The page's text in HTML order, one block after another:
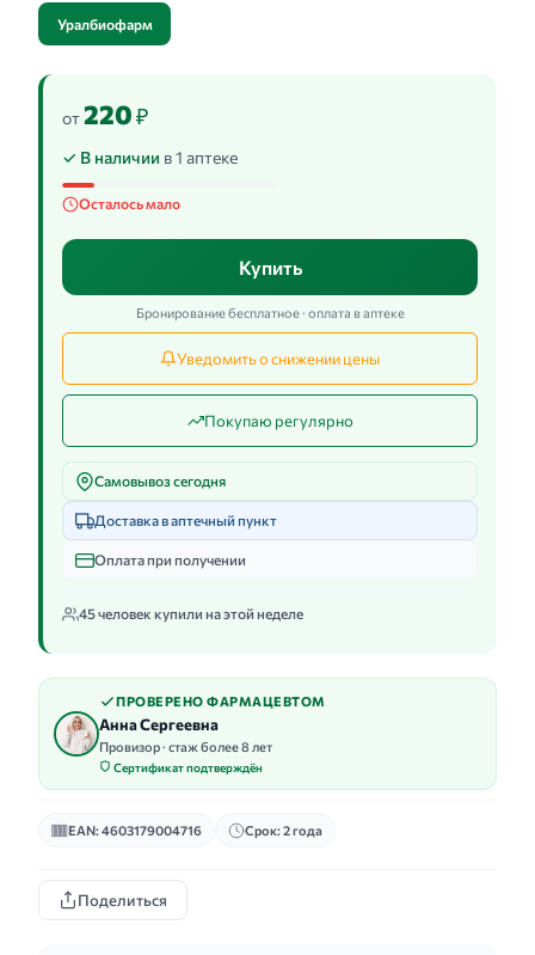
Уралбиофарм
от220₽
✓ В наличии в 1 аптеке
Осталось мало
Купить
Бронирование бесплатное · оплата в аптеке
Уведомить о снижении цены
Покупаю регулярно
Самовывоз сегодня
Доставка в аптечный пункт
Оплата при получении
45 человек купили на этой неделе
ПРОВЕРЕНО ФАРМАЦЕВТОМ
Анна Сергеевна
Провизор · стаж более 8 лет
Сертификат подтверждён
EAN: 4603179004716 Срок: 2 года
Поделиться